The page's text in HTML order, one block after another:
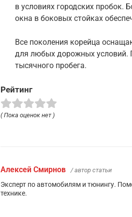
в условиях городских пробок.
окна в боковых стойках
Все поколения корейца
для любых дорожных условий.
тысячного пробега.
Рейтинг
( Пока оценок нет )
Алексей Смирнов / автор статьи
Эксперт по автомобилям и тюнингу.
технике.